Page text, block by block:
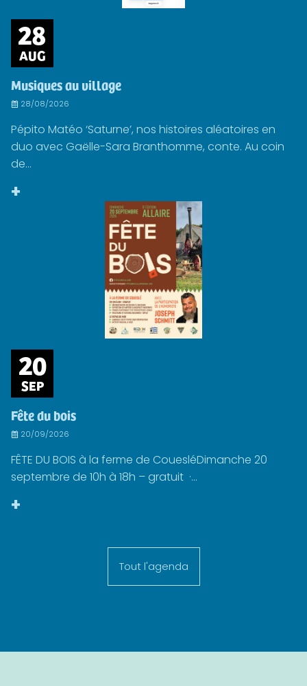
28
AUG
Musiques au village
28/08/2026
Pépito Matéo ‘Saturne’, nos histoires aléatoires en
duo avec Gaëlle-Sara Branthomme, conte. Au coin
de...
+
20
SEP
Fête du bois
20/09/2026
FÊTE DU BOIS à la ferme de CouesléDimanche 20
septembre de 10h à 18h – gratuit ·...
+
Tout l'agenda